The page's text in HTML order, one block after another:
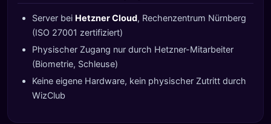
Server bei Hetzner Cloud, Rechenzentrum Nürnberg
(ISO 27001 zertifiziert)
Physischer Zugang nur durch Hetzner-Mitarbeiter
(Biometrie, Schleuse)
Keine eigene Hardware, kein physischer Zutritt durch
WizClub